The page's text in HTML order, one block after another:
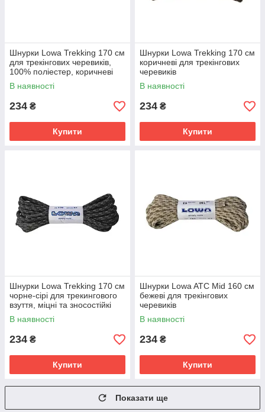
Шнурки Lowa Trekking 170 см
для трекінгових черевиків,
100% поліестер, коричневі
В наявності
234 ₴
Купити
Шнурки Lowa Trekking 170 см
коричневі для трекінгових
черевиків
В наявності
234 ₴
Купити
Шнурки Lowa Trekking 170 см
чорне-сірі для трекингового
взуття, міцні та зносостійкі
В наявності
234 ₴
Купити
Шнурки Lowa ATC Mid 160 см
бежеві для трекінгових
черевиків
В наявності
234 ₴
Купити
Показати ще